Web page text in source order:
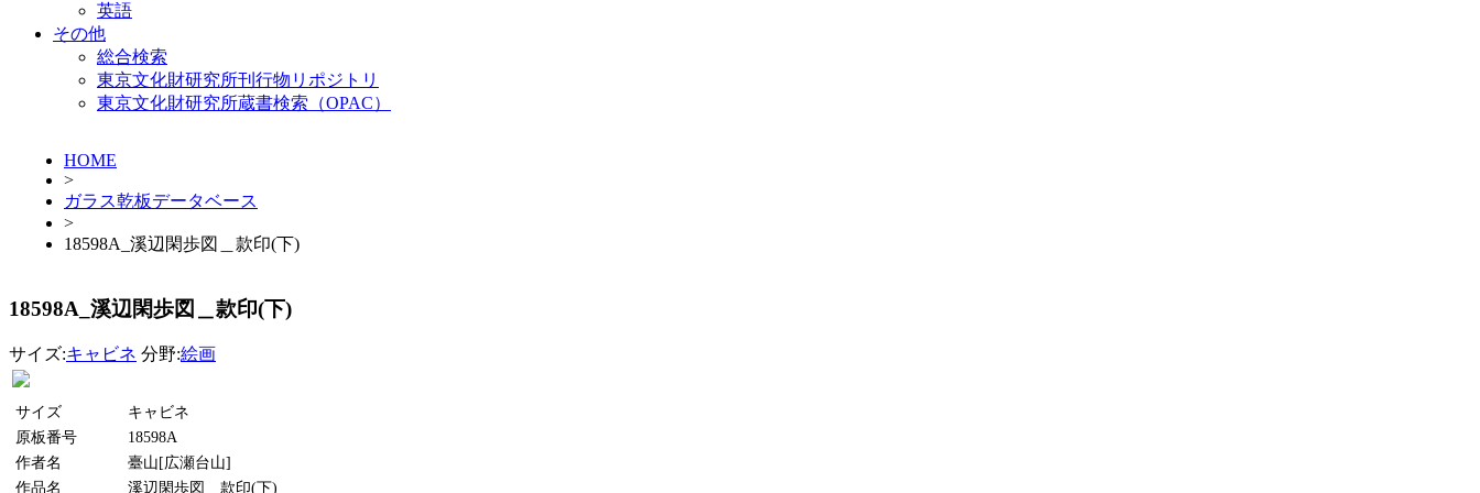
英語
その他
総合検索
東京文化財研究所刊行物リポジトリ
東京文化財研究所蔵書検索（OPAC）
HOME
>
ガラス乾板データベース
>
18598A_溪辺閑歩図＿款印(下)
18598A_溪辺閑歩図＿款印(下)
サイズ:キャビネ 分野:絵画
サイズ
キャビネ
原板番号
18598A
作者名
臺山[広瀬台山]
作品名
溪辺閑歩図＿款印(下)